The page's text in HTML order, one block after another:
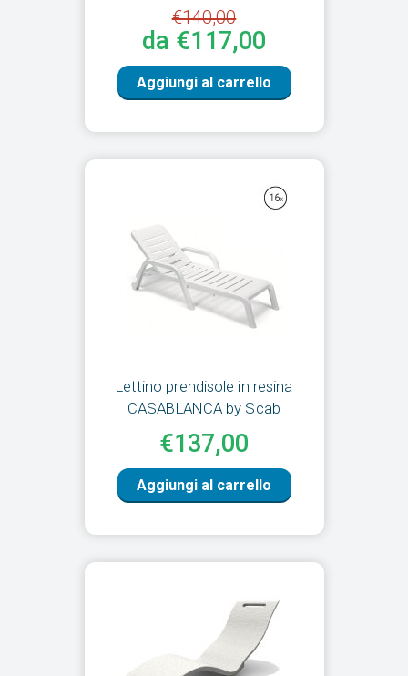
€140,00
da €117,00
Aggiungi al carrello
Lettino prendisole in resina
CASABLANCA by Scab
€137,00
Aggiungi al carrello